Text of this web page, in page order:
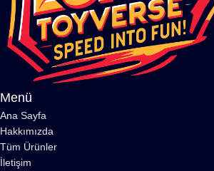
Menü
Ana Sayfa
Hakkımızda
Tüm Ürünler
İletişim